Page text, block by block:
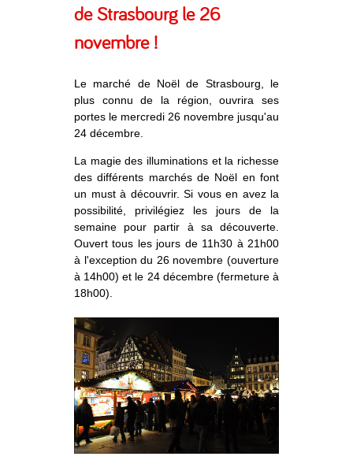
de Strasbourg le 26
novembre !
Le marché de Noël de Strasbourg, le
plus connu de la région, ouvrira ses
portes le mercredi 26 novembre jusqu'au
24 décembre.
La magie des illuminations et la richesse
des différents marchés de Noël en font
un must à découvrir. Si vous en avez la
possibilité, privilégiez les jours de la
semaine pour partir à sa découverte.
Ouvert tous les jours de 11h30 à 21h00
à l'exception du 26 novembre (ouverture
à 14h00) et le 24 décembre (fermeture à
18h00).